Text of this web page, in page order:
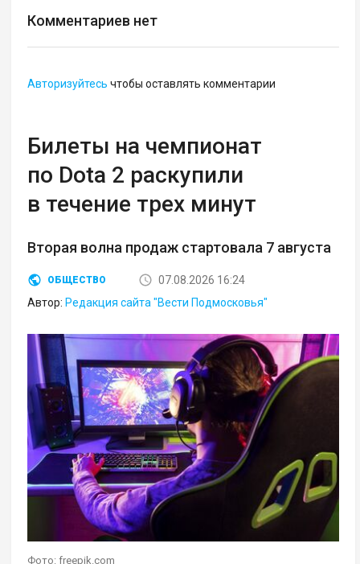
Комментариев нет
Авторизуйтесь чтобы оставлять комментарии
Билеты на чемпионат
по Dota 2 раскупили
в течение трех минут
Вторая волна продаж стартовала 7 августа
ОБЩЕСТВО
07.08.2026 16:24
Автор: Редакция сайта "Вести Подмосковья"
Фото: freepik.com